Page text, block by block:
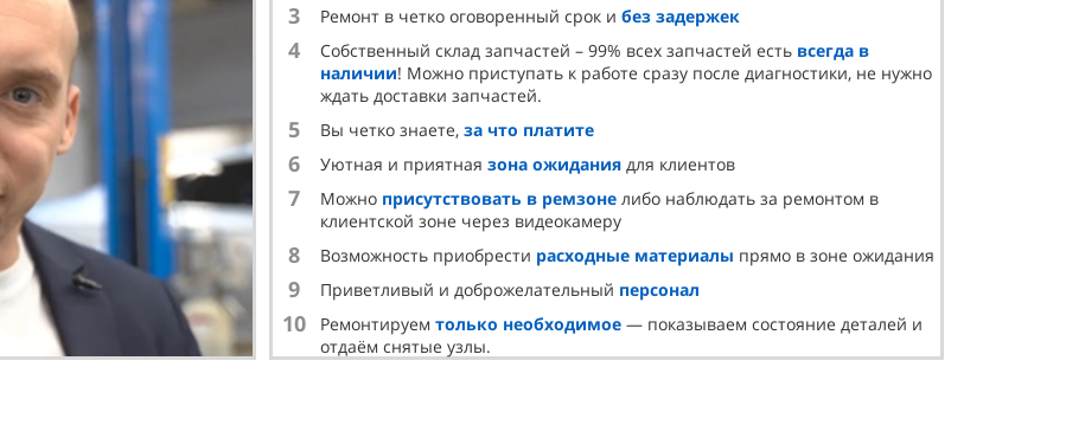
3 Ремонт в четко оговоренный срок и без задержек
4 Собственный склад запчастей – 99% всех запчастей есть всегда в
наличии! Можно приступать к работе сразу после диагностики, не нужно
ждать доставки запчастей.
5 Вы четко знаете, за что платите
6 Уютная и приятная зона ожидания для клиентов
7 Можно присутствовать в ремзоне либо наблюдать за ремонтом в
клиентской зоне через видеокамеру
8 Возможность приобрести расходные материалы прямо в зоне ожидания
9 Приветливый и доброжелательный персонал
10 Ремонтируем только необходимое — показываем состояние деталей и
отдаём снятые узлы.